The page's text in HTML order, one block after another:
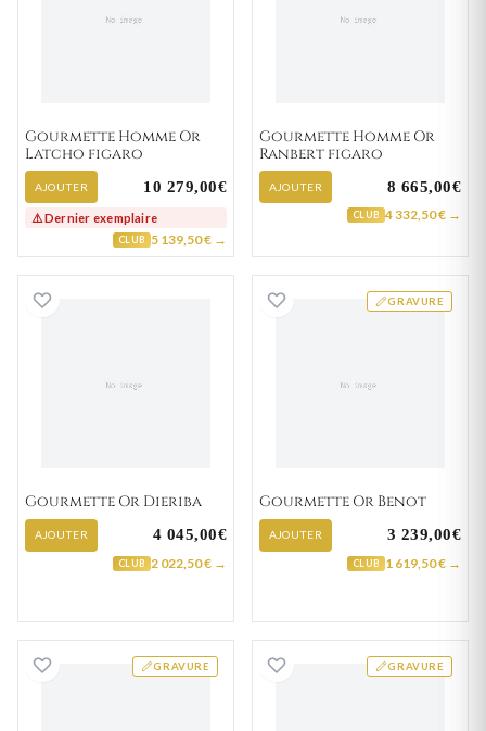
Gourmette Homme Or
Latcho figaro
AJOUTER 10 279,00€
⚠️ Dernier exemplaire
CLUB 5 139,50 € →
Gourmette Homme Or
Ranbert figaro
AJOUTER 8 665,00€
CLUB 4 332,50 € →
Gourmette Or Dieriba
Gourmette Or Dieriba
AJOUTER 4 045,00€
CLUB 2 022,50 € →
GRAVURE
Gourmette Or
Gourmette Or Benot
AJOUTER 3 239,00€
CLUB 1 619,50 € →
GRAVURE
Gourmette Or Artigues GRAVURE
Gourmette Or